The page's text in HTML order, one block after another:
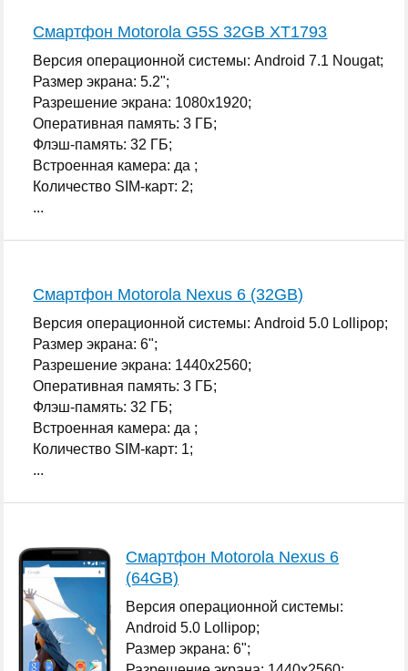
Смартфон Motorola G5S 32GB XT1793
Версия операционной системы: Android 7.1 Nougat;
Размер экрана: 5.2";
Разрешение экрана: 1080x1920;
Оперативная память: 3 ГБ;
Флэш-память: 32 ГБ;
Встроенная камера: да ;
Количество SIM-карт: 2;
...
Смартфон Motorola Nexus 6 (32GB)
Версия операционной системы: Android 5.0 Lollipop;
Размер экрана: 6";
Разрешение экрана: 1440x2560;
Оперативная память: 3 ГБ;
Флэш-память: 32 ГБ;
Встроенная камера: да ;
Количество SIM-карт: 1;
...
Смартфон Motorola Nexus 6
(64GB)
Версия операционной системы:
Android 5.0 Lollipop;
Размер экрана: 6";